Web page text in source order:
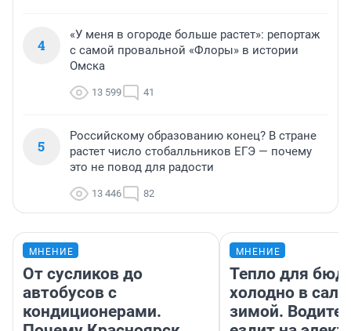
4
«У меня в огороде больше растет»: репортаж
с самой провальной «Флоры» в истории
Омска
13 599 41
5
Российскому образованию конец? В стране
растет число стобалльников ЕГЭ — почему
это не повод для радости
13 446 82
МНЕНИЕ
От сусликов до
автобусов с
кондиционерами.
МНЕНИЕ
Тепло для
холодно в
зимой.